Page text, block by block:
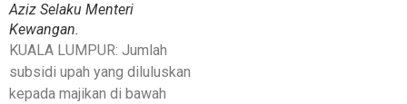
Aziz Selaku Menteri
Kewangan.
KUALA LUMPUR: Jumlah
subsidi upah yang diluluskan
kepada majikan di bawah